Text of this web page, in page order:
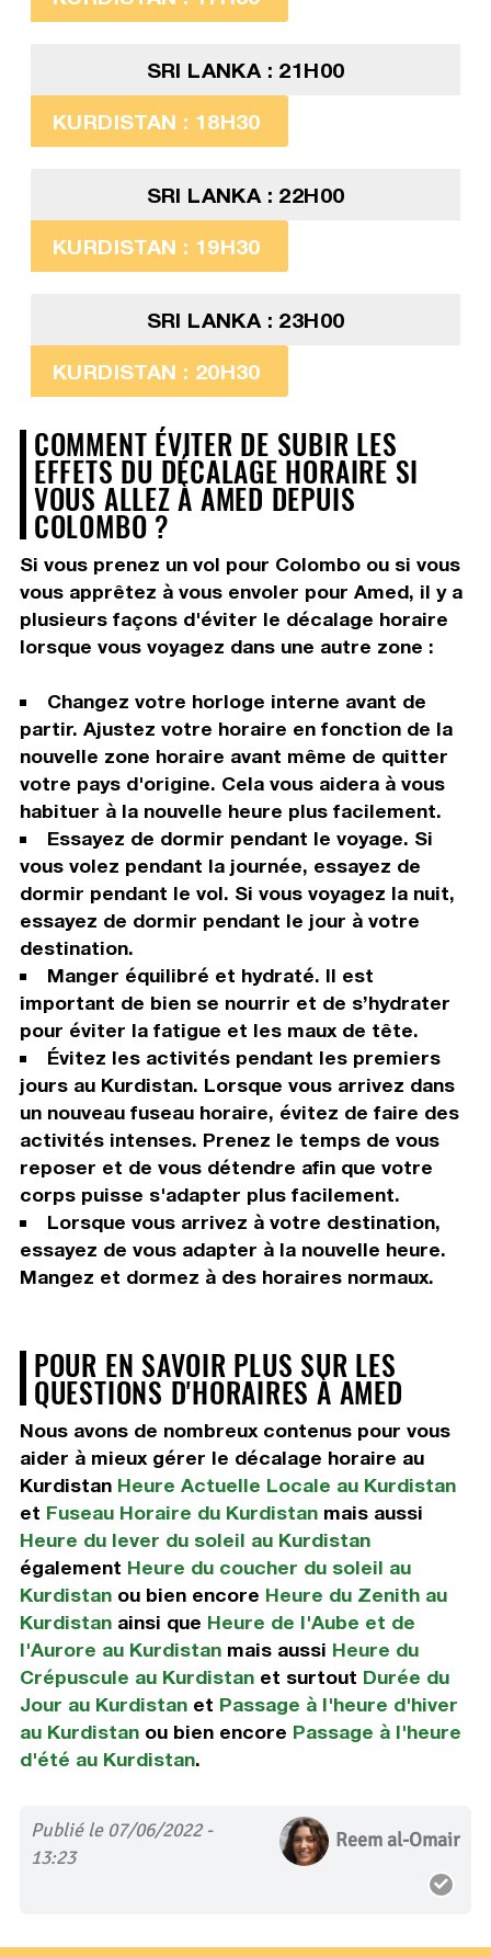
SRI LANKA : 21H00
KURDISTAN : 18H30
SRI LANKA : 22H00
KURDISTAN : 19H30
SRI LANKA : 23H00
KURDISTAN : 20H30
COMMENT ÉVITER DE SUBIR LES
EFFETS DU DÉCALAGE HORAIRE SI
VOUS ALLEZ À AMED DEPUIS
COLOMBO ?
Si vous prenez un vol pour Colombo ou si vous
vous apprêtez à vous envoler pour Amed, il y a
plusieurs façons d'éviter le décalage horaire
lorsque vous voyagez dans une autre zone :
Changez votre horloge interne avant de
partir. Ajustez votre horaire en fonction de la
nouvelle zone horaire avant même de quitter
votre pays d'origine. Cela vous aidera à vous
habituer à la nouvelle heure plus facilement.
Essayez de dormir pendant le voyage. Si
vous volez pendant la journée, essayez de
dormir pendant le vol. Si vous voyagez la nuit,
essayez de dormir pendant le jour à votre
destination.
Manger équilibré et hydraté. Il est
important de bien se nourrir et de s’hydrater
pour éviter la fatigue et les maux de tête.
Évitez les activités pendant les premiers
jours au Kurdistan. Lorsque vous arrivez dans
un nouveau fuseau horaire, évitez de faire des
activités intenses. Prenez le temps de vous
reposer et de vous détendre afin que votre
corps puisse s'adapter plus facilement.
Lorsque vous arrivez à votre destination,
essayez de vous adapter à la nouvelle heure.
Mangez et dormez à des horaires normaux.
POUR EN SAVOIR PLUS SUR LES
QUESTIONS D'HORAIRES À AMED
Nous avons de nombreux contenus pour vous
aider à mieux gérer le décalage horaire au
Kurdistan Heure Actuelle Locale au Kurdistan
et Fuseau Horaire du Kurdistanmais aussi
Heure du lever du soleil au Kurdistan
également Heure du coucher du soleil au
Kurdistanou bien encore Heure du Zenith au
Kurdistanainsi que Heure de l'Aube et de
l'Aurore au Kurdistanmais aussi Heure du
Crépuscule au Kurdistanet surtout Durée du
Jour au Kurdistanet Passage à l'heure d'hiver
au Kurdistanou bien encore Passage à l'heure
d'été au Kurdistan.
Publié le 07/06/2022 -
13:23
Reem al-Omair